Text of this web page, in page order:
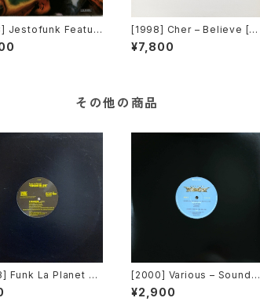
Jestofunk Featuri
Brown – Spe
[Columbia]
[1998] Cher – Believe [D
enoiser Ltd.][PROMO]
¥7,800
その他の商品
Funk La Planet – Y
Me Love (Funk
008) [Funk La
[2000] Various – Sound F
actory Y&Co. / Back To T
he "Disco" 〜私もDiscoへ
¥2,900